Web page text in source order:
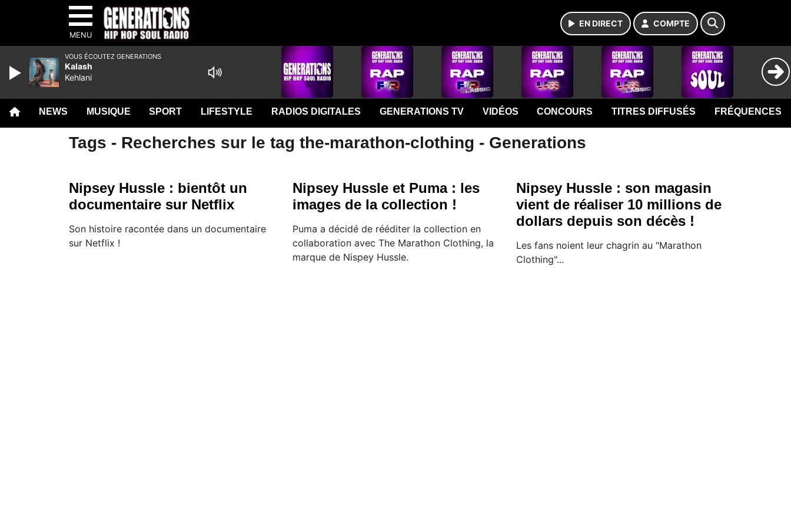
MENU
EN DIRECT COMPTE
NEWS MUSIQUE SPORT LIFESTYLE RADIOS DIGITALES GENERATIONS TV VIDÉOS CONCOURS TITRES DIFFUSÉS FRÉQUENCES
Tags - Recherches sur le tag the-marathon-clothing - Generations
Nipsey Hussle : bientôt un
documentaire sur Netflix
Son histoire racontée dans un documentaire
sur Netflix !
Nipsey Hussle et Puma : les
images de la collection !
Puma a décidé de rééditer la collection en
collaboration avec The Marathon Clothing, la
marque de Nispey Hussle.
Nipsey Hussle : son magasin
vient de réaliser 10 millions de
dollars depuis son décès !
Les fans noient leur chagrin au "Marathon
Clothing"...
VOUS ÉCOUTEZ GENERATIONS
Kalash
Kehlani